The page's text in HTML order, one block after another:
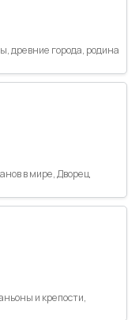
древние города, родина
в мире, Дворец
и крепости,